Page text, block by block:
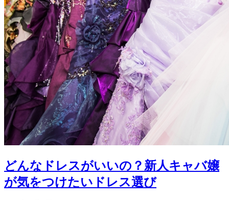
どんなドレスがいいの？新人キャバ嬢
が気をつけたいドレス選び